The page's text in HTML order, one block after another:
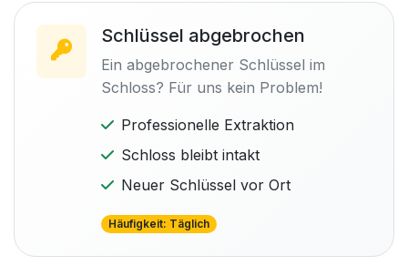
Schlüssel abgebrochen
Ein abgebrochener Schlüssel im
Schloss? Für uns kein Problem!
Professionelle Extraktion
Schloss bleibt intakt
Neuer Schlüssel vor Ort
Häufigkeit: Täglich